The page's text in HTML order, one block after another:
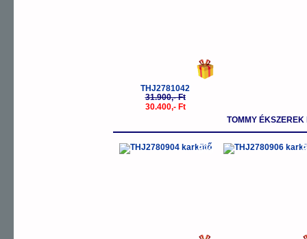
THJ2781042
31.900,- Ft
30.400,- Ft
TOMMY
-5% -